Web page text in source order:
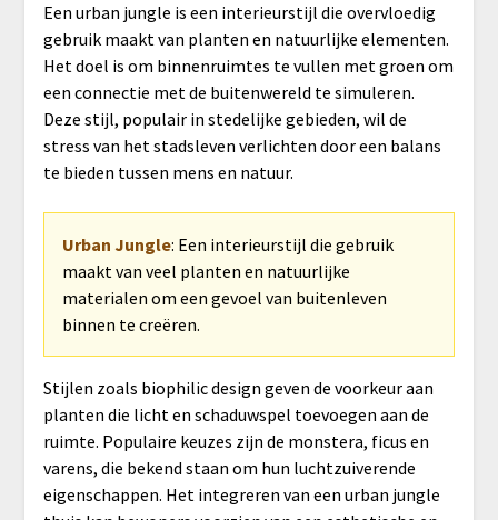
Een urban jungle is een interieurstijl die overvloedig
gebruik maakt van planten en natuurlijke elementen.
Het doel is om binnenruimtes te vullen met groen om
een connectie met de buitenwereld te simuleren.
Deze stijl, populair in stedelijke gebieden, wil de
stress van het stadsleven verlichten door een balans
te bieden tussen mens en natuur.
Urban Jungle: Een interieurstijl die gebruik
maakt van veel planten en natuurlijke
materialen om een gevoel van buitenleven
binnen te creëren.
Stijlen zoals biophilic design geven de voorkeur aan
planten die licht en schaduwspel toevoegen aan de
ruimte. Populaire keuzes zijn de monstera, ficus en
varens, die bekend staan om hun luchtzuiverende
eigenschappen. Het integreren van een urban jungle